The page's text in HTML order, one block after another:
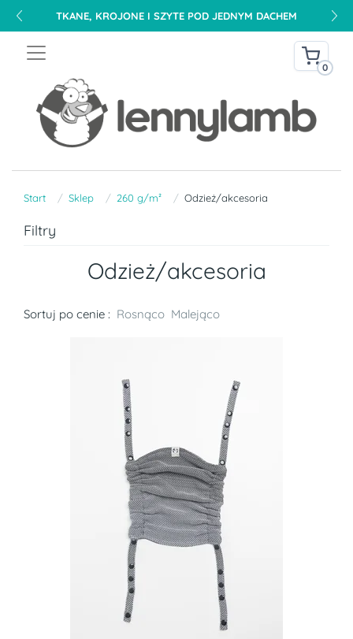
TKANE, KROJONE I SZYTE POD JEDNYM DACHEM
0
Start Sklep 260 g/m² Odzież/akcesoria
Filtry
Odzież/akcesoria
Sortuj po cenie : Rosnąco Malejąco